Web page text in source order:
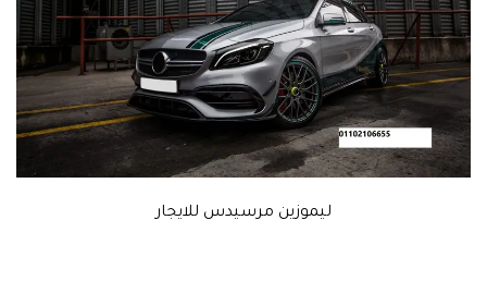
ليموزين مرسيدس للايجار